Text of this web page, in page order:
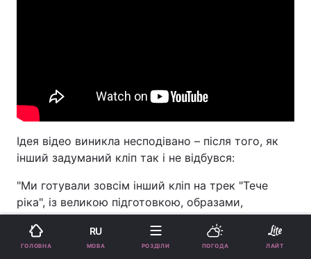
Ідея відео виникла несподівано – після того, як
інший задуманий кліп так і не відбувся:
"Ми готували зовсім інший кліп на трек "Тече
ріка", із великою підготовкою, образами,
локаціями. Але щось постійно йшло не так:
обставини і погодні умови буквально зривали
зйомки. І в якийсь момент ХАС подзвонив і
ГОЛОВНА
RU
МОВА РОЗДІЛИ ПОГОДА ЛАЙТ